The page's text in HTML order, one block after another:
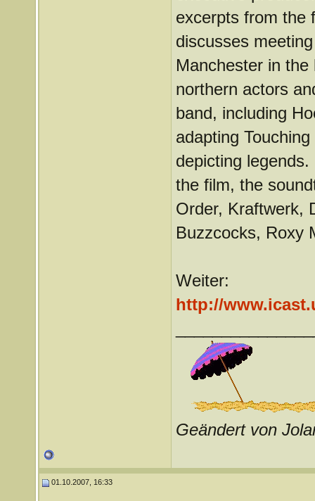
excerpts from the
discusses
Manchester in
northern actors
band, including
adapting
depicting
the film, the
Order, Kraftwerk,
Buzzcocks, Roxy
Weiter:
http://
Geändert von
01.10.2007, 16:33